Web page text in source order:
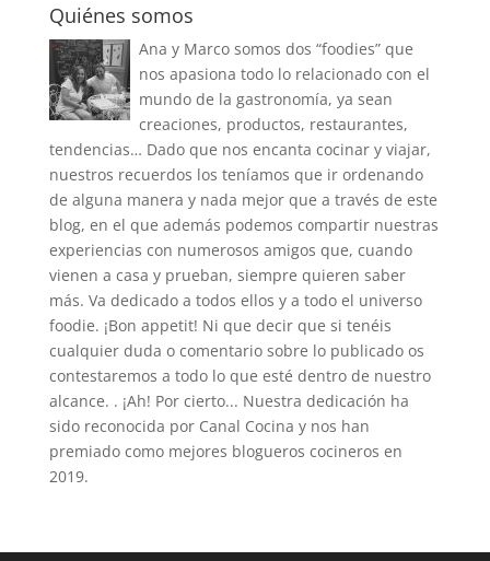
Quiénes somos
Ana y Marco somos dos “foodies” que
nos apasiona todo lo relacionado con el
mundo de la gastronomía, ya sean
creaciones, productos, restaurantes,
tendencias… Dado que nos encanta cocinar y viajar,
nuestros recuerdos los teníamos que ir ordenando
de alguna manera y nada mejor que a través de este
blog, en el que además podemos compartir nuestras
experiencias con numerosos amigos que, cuando
vienen a casa y prueban, siempre quieren saber
más. Va dedicado a todos ellos y a todo el universo
foodie. ¡Bon appetit! Ni que decir que si tenéis
cualquier duda o comentario sobre lo publicado os
contestaremos a todo lo que esté dentro de nuestro
alcance. . ¡Ah! Por cierto... Nuestra dedicación ha
sido reconocida por Canal Cocina y nos han
premiado como mejores blogueros cocineros en
2019.